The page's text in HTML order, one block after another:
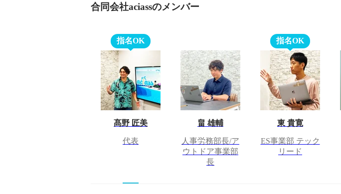
合同会社aciassのメンバー
指名OK
髙野 匠美
代表
畠 雄輔
人事労務部長/ア
ウトドア事業部
長
指名OK
東 貴寛
ES事業部 テック
リード